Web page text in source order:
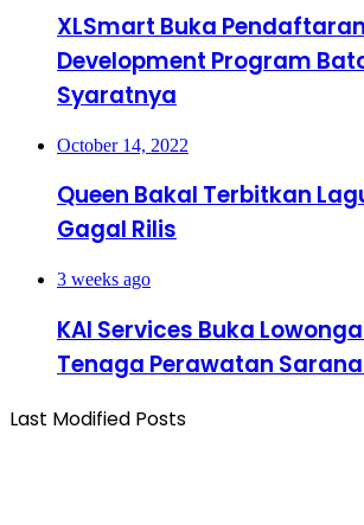
XLSmart Buka
Development Program
Syaratnya
October 14, 2022
Queen Bakal Terbitkan
Gagal Rilis
3 weeks ago
KAI Services Buka
Tenaga Perawatan Sarana
Last Modified Posts